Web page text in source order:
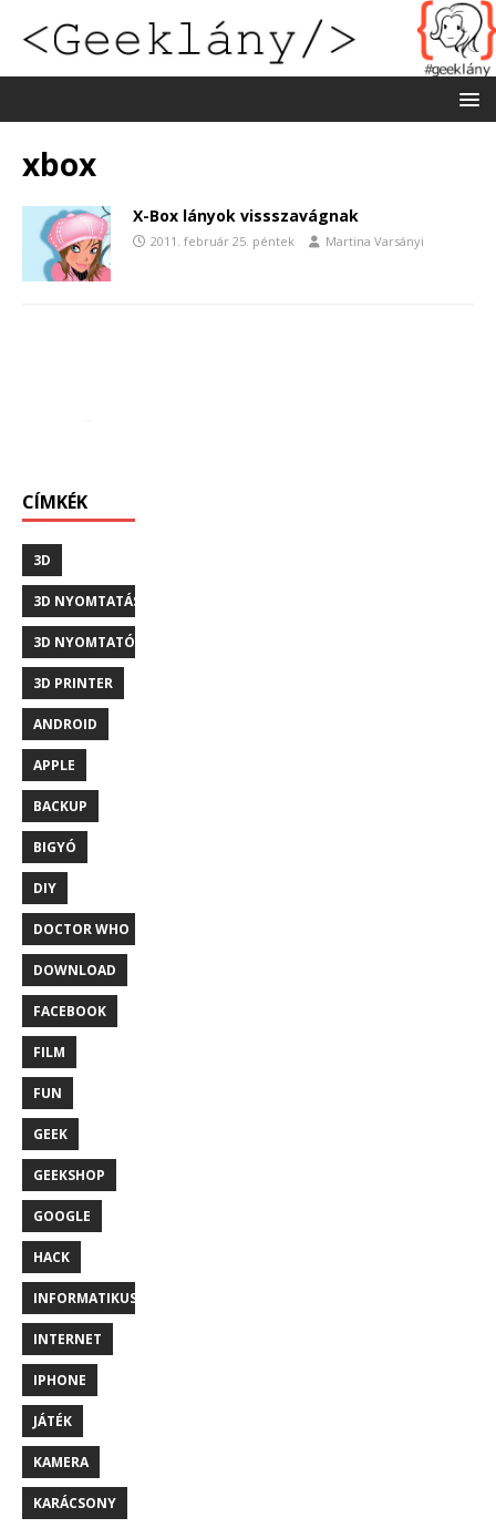
xbox
X-Box lányok vissszavágnak
2011. február 25. péntek Martina Varsányi
CÍMKÉK
3D
3D NYOMTATÁS
3D NYOMTATÓ
3D PRINTER
ANDROID
APPLE
BACKUP
BIGYÓ
DIY
DOCTOR WHO
DOWNLOAD
FACEBOOK
FILM
FUN
GEEK
GEEKSHOP
GOOGLE
HACK
INFORMATIKUS
INTERNET
IPHONE
JÁTÉK
KAMERA
KARÁCSONY